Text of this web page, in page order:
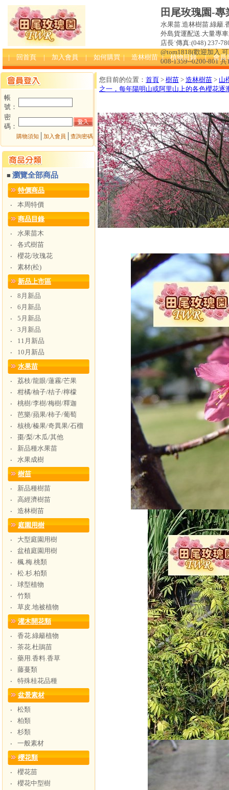
田尾玫瑰園-
水果苗.造林樹苗.綠籬.
外島貨運配送.大量專
店長˙傳真:(048) 237-
@tom1818(歡迎加入.
008-1359--0200-801 共
| 回首頁 | 加入會員 | 如何購買 | 造林樹苗 | 植物目錄 | 會員
帳
號：
密
碼：
購物須知 加入會員 查詢密碼
■瀏覽全部商品
特價商品
‧
本周特價
商品目錄
‧
水果苗木
‧
各式樹苗
‧
櫻花/玫瑰花
‧
素材(松)
新品上市區
‧
8月新品
‧
6月新品
‧
5月新品
‧
3月新品
‧
11月新品
‧
10月新品
水果苗
‧
荔枝/龍眼/蓮霧/芒果
‧
柑橘/柚子/桔子/檸檬
‧
桃樹/李樹/梅樹/釋迦
‧
芭樂/蘋果/柿子/葡萄
‧
核桃/榛果/奇異果/石榴
‧
棗/梨/木瓜/其他
‧
新品種水果苗
‧
水果成樹
樹苗
‧
新品種樹苗
‧
高經濟樹苗
‧
造林樹苗
庭園用樹
‧
大型庭園用樹
‧
盆植庭園用樹
‧
楓.梅.桃類
‧
松.杉.柏類
‧
球型植物
‧
竹類
‧
草皮.地被植物
灌木開花類
‧
香花.綠籬植物
‧
茶花.杜鵑苗
‧
藥用.香料.香草
‧
藤蔓類
‧
特殊桂花品種
盆景素材
‧
松類
‧
柏類
‧
杉類
‧
一般素材
櫻花類
‧
櫻花苗
‧
櫻花中型樹
您目前的位置： 首頁 > 樹苗 > 造林樹苗 > 山
之一，每年陽明山或阿里山上的各色櫻花逐